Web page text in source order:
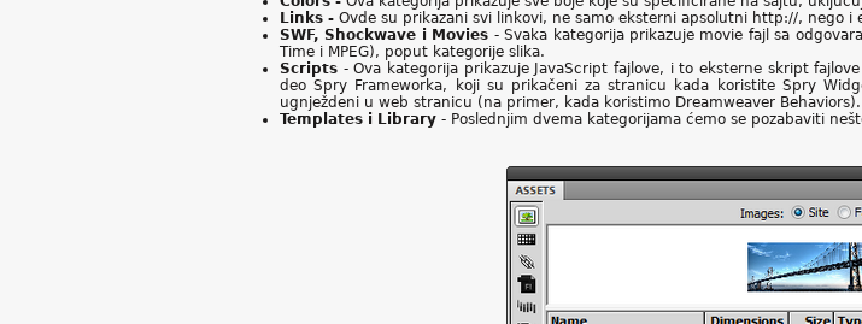
Links - Ovde su prikazani svi linkovi, ne samo eksterni apsolutni http://, nego i
SWF, Shockwave i Movies - Svaka kategorija prikazuje movie fajl sa
Time i MPEG), poput kategorije slika.
Scripts - Ova kategorija prikazuje JavaScript fajlove, i to eksterne skript
deo Spry Frameworka, koji su prikačeni za stranicu kada koristite Spry
ugnježdeni u web stranicu (na primer, kada koristimo Dreamweaver Behaviors).
Templates i Library - Poslednjim dvema kategorijama ćemo se pozabaviti